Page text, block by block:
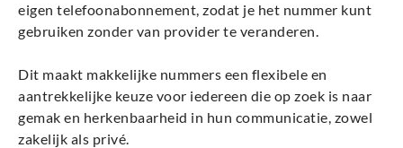
eigen telefoonabonnement, zodat je het nummer kunt
gebruiken zonder van provider te veranderen.
Dit maakt makkelijke nummers een flexibele en
aantrekkelijke keuze voor iedereen die op zoek is naar
gemak en herkenbaarheid in hun communicatie, zowel
zakelijk als privé.